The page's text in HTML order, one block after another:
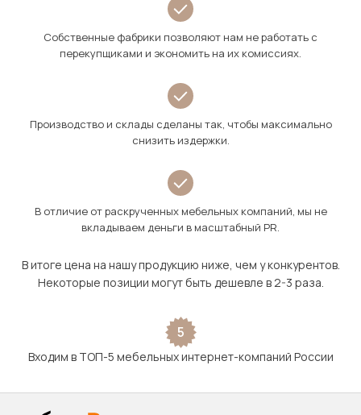
Собственные фабрики позволяют нам не работать с
перекупщиками и экономить на их комиссиях.
Производство и склады сделаны так, чтобы максимально
снизить издержки.
В отличие от раскрученных мебельных компаний, мы не
вкладываем деньги в масштабный PR.
В итоге цена на нашу продукцию ниже, чем у конкурентов.
Некоторые позиции могут быть дешевле в 2-3 раза.
5
Входим в ТОП-5 мебельных интернет-компаний России